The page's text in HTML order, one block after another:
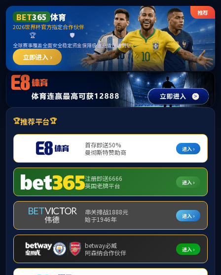
中国必威(西汉姆联)官方网站-BETWAYSPO
首页 监督职责
学习园地
廉政视野